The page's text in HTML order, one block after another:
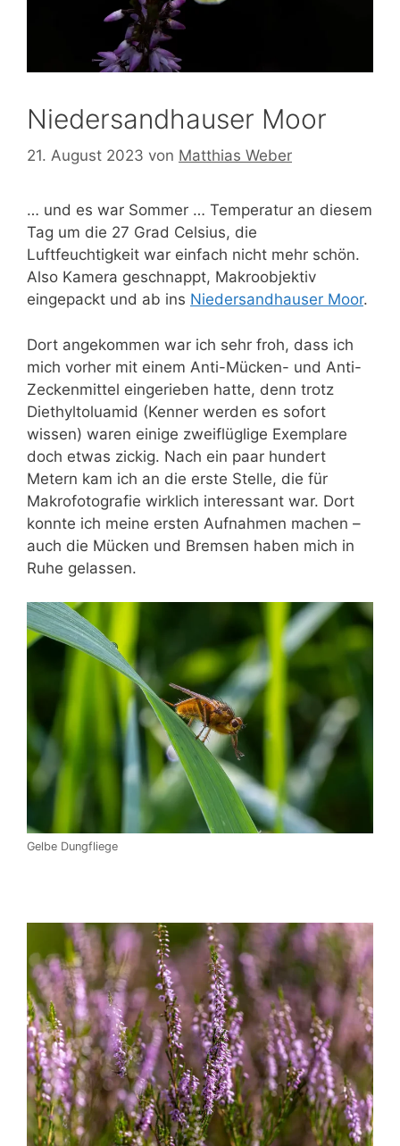
Niedersandhauser Moor
21. August 2023 von Matthias Weber
… und es war Sommer … Temperatur an diesem
Tag um die 27 Grad Celsius, die
Luftfeuchtigkeit war einfach nicht mehr schön.
Also Kamera geschnappt, Makroobjektiv
eingepackt und ab ins Niedersandhauser Moor.
Dort angekommen war ich sehr froh, dass ich
mich vorher mit einem Anti-Mücken- und Anti-
Zeckenmittel eingerieben hatte, denn trotz
Diethyltoluamid (Kenner werden es sofort
wissen) waren einige zweiflüglige Exemplare
doch etwas zickig. Nach ein paar hundert
Metern kam ich an die erste Stelle, die für
Makrofotografie wirklich interessant war. Dort
konnte ich meine ersten Aufnahmen machen –
auch die Mücken und Bremsen haben mich in
Ruhe gelassen.
Gelbe Dungfliege